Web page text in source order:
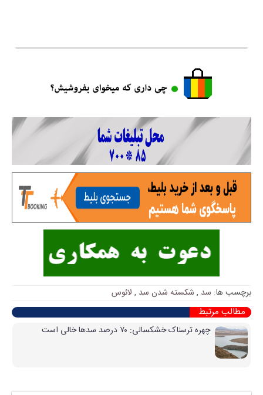
برچسب ها: سد , شکسته شدن سد , لائوس
مطالب مرتبط
چهره ترسناک خشکسالی: ۷۰ درصد سدها خالی است